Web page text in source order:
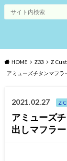
HOME Z33
Z
アミューズチタンマフラ
2021.02.27 Z
アミューズ
出しマフラ